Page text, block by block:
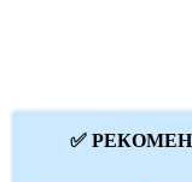
✅